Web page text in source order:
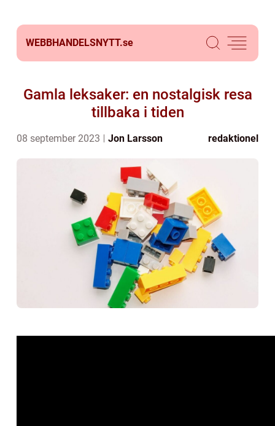
WEBBHANDELSNYTT.se
Gamla leksaker: en nostalgisk resa
tillbaka i tiden
08 september 2023 Jon Larsson redaktionel